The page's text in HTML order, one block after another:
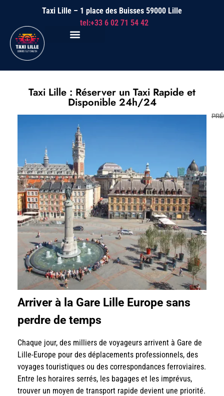
Taxi Lille – 1 place des Buisses 59000 Lille
tel:+33 6 02 71 54 42
Taxi Lille : Réserver un Taxi Rapide et
Disponible 24h/24
Arriver à la Gare Lille Europe sans
perdre de temps
Chaque jour, des milliers de voyageurs arrivent à Gare de
Lille-Europe pour des déplacements professionnels, des
voyages touristiques ou des correspondances ferroviaires.
Entre les horaires serrés, les bagages et les imprévus,
trouver un moyen de transport rapide devient une priorité.